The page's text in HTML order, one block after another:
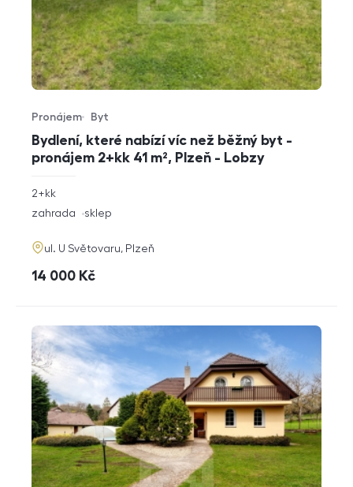
Bydlení, které nabízí víc než běžný byt -
pronájem 2+kk 41 m², Plzeň - Lobzy
Typ nabídky
Pronájem
Typ nemovitosti
Byt
rozměry
2+kk
funkce
zahrada sklep
adresa
ul. U Světovaru, Plzeň
cena
14 000 Kč